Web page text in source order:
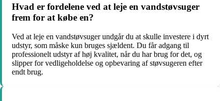
Hvad er fordelene ved at leje en vandstøvsuger
frem for at købe en?
Ved at leje en vandstøvsuger undgår du at skulle investere i dyrt
udstyr, som måske kun bruges sjældent. Du får adgang til
professionelt udstyr af høj kvalitet, når du har brug for det, og
slipper for vedligeholdelse og opbevaring af støvsugeren efter
endt brug.